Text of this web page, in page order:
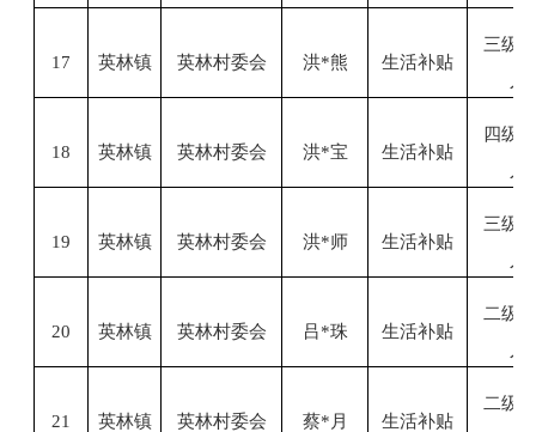
17 英林镇 英林村委会 洪*熊 生活补贴
三级
18 英林镇 英林村委会 洪*宝 生活补贴
四级
19 英林镇 英林村委会 洪*师 生活补贴
三级
20 英林镇 英林村委会 吕*珠 生活补贴
二级
21 英林镇 英林村委会 蔡*月 生活补贴
二级